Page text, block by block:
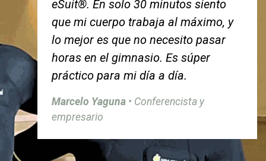
eSuit®. En solo 30 minutos siento
que mi cuerpo trabaja al máximo, y
lo mejor es que no necesito pasar
horas en el gimnasio. Es súper
práctico para mi día a día.
Marcelo Yaguna • Conferencista y
empresario